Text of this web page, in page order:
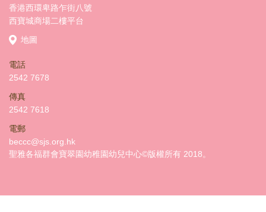
香港西環卑路乍街八號
西寶城商場二樓平台
地圖
電話
2542 7678
傳真
2542 7618
電郵
beccc@sjs.org.hk
聖雅各福群會寶翠園幼稚園幼兒中心©版權所有 2018。